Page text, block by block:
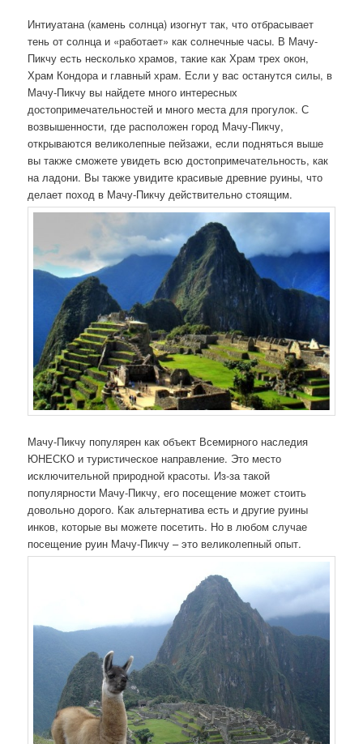
Интиуатана (камень солнца) изогнут так, что отбрасывает
тень от солнца и «работает» как солнечные часы. В Мачу-
Пикчу есть несколько храмов, такие как Храм трех окон,
Храм Кондора и главный храм. Если у вас останутся силы, в
Мачу-Пикчу вы найдете много интересных
достопримечательностей и много места для прогулок. С
возвышенности, где расположен город Мачу-Пикчу,
открываются великолепные пейзажи, если подняться выше
вы также сможете увидеть всю достопримечательность, как
на ладони. Вы также увидите красивые древние руины, что
делает поход в Мачу-Пикчу действительно стоящим.
Мачу-Пикчу популярен как объект Всемирного наследия
ЮНЕСКО и туристическое направление. Это место
исключительной природной красоты. Из-за такой
популярности Мачу-Пикчу, его посещение может стоить
довольно дорого. Как альтернатива есть и другие руины
инков, которые вы можете посетить. Но в любом случае
посещение руин Мачу-Пикчу – это великолепный опыт.